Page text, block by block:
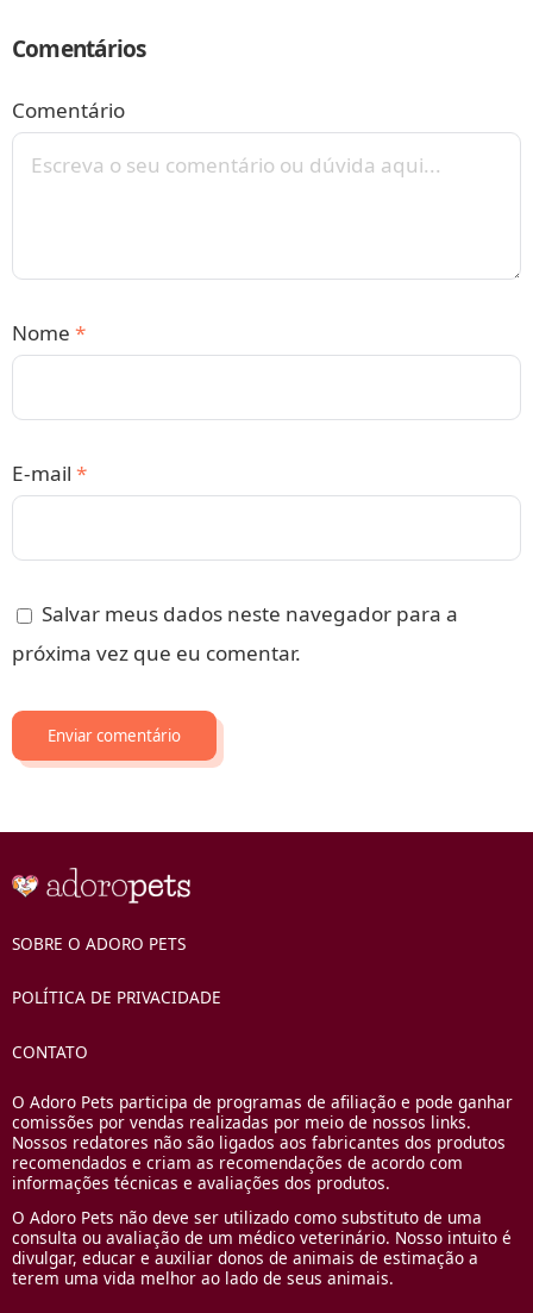
Comentários
Comentário
Nome *
E-mail *
Salvar meus dados neste navegador para a
próxima vez que eu comentar.
SOBRE O ADORO PETS
POLÍTICA DE PRIVACIDADE
CONTATO
O Adoro Pets participa de programas de afiliação e pode ganhar
comissões por vendas realizadas por meio de nossos links.
Nossos redatores não são ligados aos fabricantes dos produtos
recomendados e criam as recomendações de acordo com
informações técnicas e avaliações dos produtos.
O Adoro Pets não deve ser utilizado como substituto de uma
consulta ou avaliação de um médico veterinário. Nosso intuito é
divulgar, educar e auxiliar donos de animais de estimação a
terem uma vida melhor ao lado de seus animais.